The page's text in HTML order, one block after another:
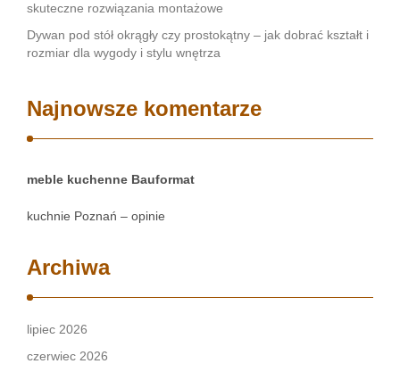
skuteczne rozwiązania montażowe
Dywan pod stół okrągły czy prostokątny – jak dobrać kształt i
rozmiar dla wygody i stylu wnętrza
Najnowsze komentarze
meble kuchenne Bauformat
kuchnie Poznań – opinie
Archiwa
lipiec 2026
czerwiec 2026